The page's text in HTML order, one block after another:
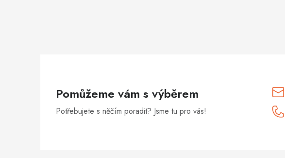
Pomůžeme vám s výběrem
Potřebujete s něčím poradit? Jsme tu pro vás!